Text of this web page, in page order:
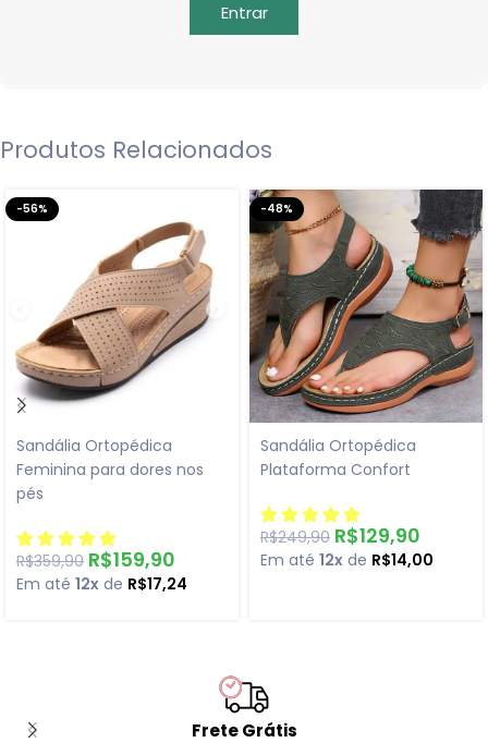
Entrar
Produtos Relacionados
-56%
Sandália Ortopédica
Feminina para dores nos
pés
R$359,90 R$159,90
Em até 12x de R$17,24
-48%
Sandália Ortopédica
Plataforma Confort
R$249,90 R$129,90
Em até 12x de R$14,00
Frete Grátis